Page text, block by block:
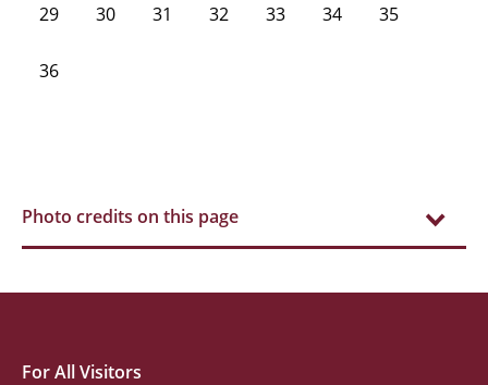
29 30 31 32 33 34 35
36
Photo credits on this page
For All Visitors